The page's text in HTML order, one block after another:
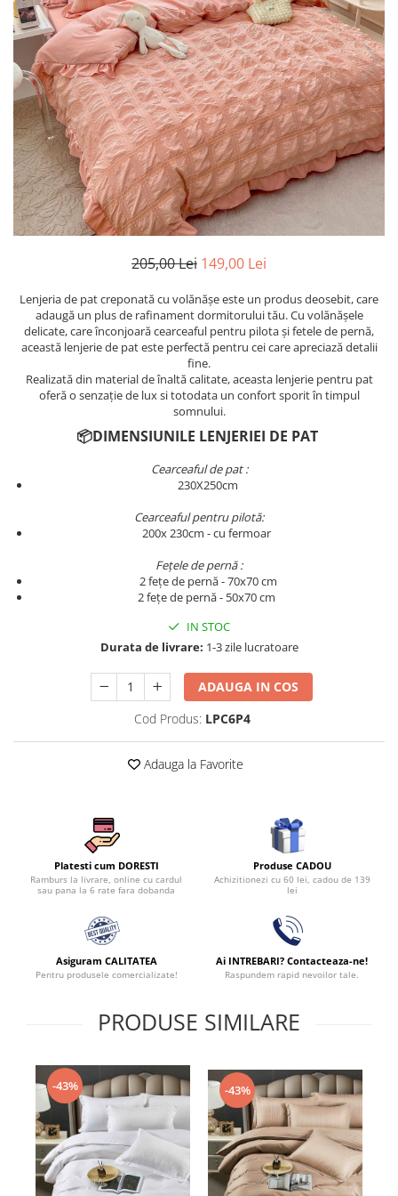
Cearceaf cu elastic
Cearceaf normal
Lenjerii De Pat Creponate
Lenjerii De Pat Bumbac Poplin 2
Persoane
Lenjerii De Pat Bumbac Poplin,
Matlasate, 2 Persoane
Lenjerii De Pat Bumbac Satinat 2
Persoane
Lenjerii De Pat Volanase
Lenjerii De Pat Jacquard
Lenjerii De Pat Catifea
Lenjerii De Pat Cocolino
Set Lenjerie De Pat Blana
Artificiala De Iepure, 6 Piese, 2
Set Lenjerie Pat Blanita Iepure, 6
Piese, Cu Pilota Inclusa
Lenjerii De Pat Premium Collection
Set Lenjerie De Pat, 7 Piese, Cu
Pilota / Cuvertura Inclusa
Set Lenjerie De Pat Jacquard Regal,
11 Piese, Cuvertura Inclusa
Lenjerii Damasc Egiptean King Size
Lenjerii De Pat Damasc 1 Persoana
Lenjerii De Pat, Imprimeu 3D, 1
205,00 Lei 149,00 Lei
Lenjeria de pat creponată cu volănășe este un produs deosebit, care
adaugă un plus de rafinament dormitorului tău. Cu volănășele
delicate, care înconjoară cearceaful pentru pilota și fetele de pernă,
această lenjerie de pat este perfectă pentru cei care apreciază detalii
fine.
Realizată din material de înaltă calitate, aceasta lenjerie pentru pat
oferă o senzație de lux si totodata un confort sporit în timpul
somnului.
📦DIMENSIUNILE LENJERIEI DE PAT
Cearceaful de pat :
230X250cm
Cearceaful pentru pilotă:
200x 230cm - cu fermoar
Fețele de pernă :
2 fețe de pernă - 70x70 cm
2 fețe de pernă - 50x70 cm
IN STOC
Durata de livrare: 1-3 zile lucratoare
ADAUGA IN COS
Cod Produs: LPC6P4
Adauga la Favorite
Platesti cum DORESTI
Ramburs la livrare, online cu cardul
sau pana la 6 rate fara dobanda
Produse CADOU
Achizitionezi cu 60 lei, cadou de 139
lei
Asiguram CALITATEA
Pentru produsele comercializate!
Ai INTREBARI? Contacteaza-ne!
Raspundem rapid nevoilor tale.
PRODUSE SIMILARE
-43% -43%